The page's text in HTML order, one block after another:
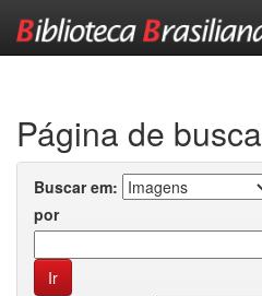
Página de busca
Buscar em:
por